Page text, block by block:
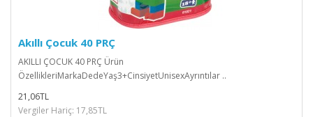
Akıllı Çocuk 40 PRÇ
AKILLI ÇOCUK 40 PRÇ Ürün
ÖzellikleriMarkaDedeYaş3+CinsiyetUnisexAyrıntılar ..
21,06TL
Vergiler Hariç: 17,85TL